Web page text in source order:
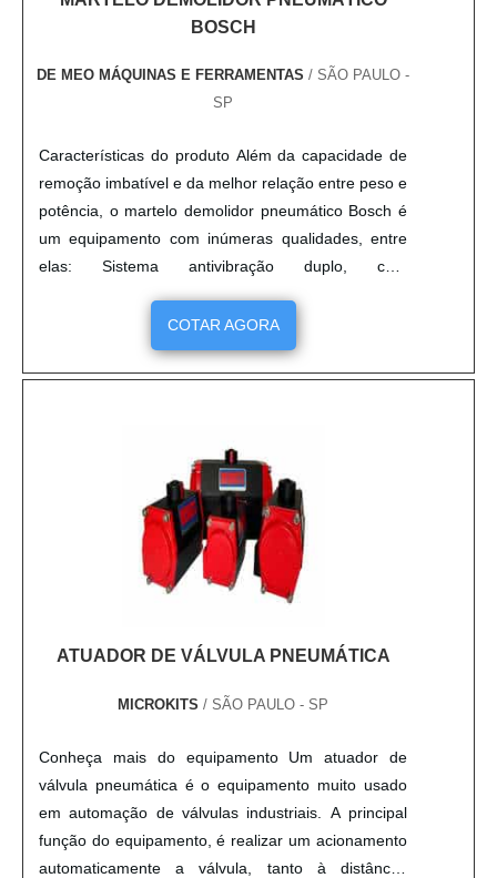
BOSCH
DE MEO MÁQUINAS E FERRAMENTAS / SÃO PAULO -
SP
Características do produto Além da capacidade de
remoção imbatível e da melhor relação entre peso e
potência, o martelo demolidor pneumático Bosch é
um equipamento com inúmeras qualidades, entre
elas: Sistema antivibração duplo, com
empunhadeiras e mecanismo de transmissão da
máquina; Agarre seguro; Motor potente; Formato
idealizado para facilitar o manuseio; Longa
durabilidade; Indicador de manutenção; Regulagem
COTAR AGORA
ATUADOR DE VÁLVULA PNEUMÁTICA
MICROKITS / SÃO PAULO - SP
Conheça mais do equipamento Um atuador de
válvula pneumática é o equipamento muito usado
em automação de válvulas industriais. A principal
função do equipamento, é realizar um acionamento
automaticamente a válvula, tanto à distância,